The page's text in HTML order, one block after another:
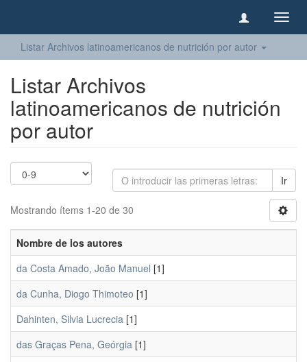
Listar Archivos latinoamericanos de nutrición por autor
Listar Archivos
latinoamericanos de nutrición
por autor
Ir
Mostrando ítems 1-20 de 30
Nombre de los autores
da Costa Amado, João Manuel [1]
da Cunha, Diogo Thimoteo [1]
Dahinten, Silvia Lucrecia [1]
das Graças Pena, Geórgia [1]